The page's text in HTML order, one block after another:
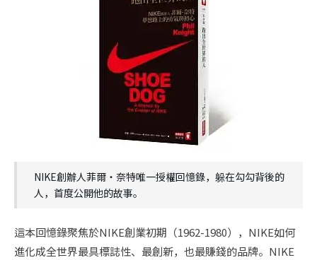
NIKE創辦人菲爾‧奈特唯一授權回憶錄，躲在勾勾背後的
人，首度公開他的故事。
這本回憶錄聚焦於NIKE創業初期（1962-1980），NIKE如何
進化成全世界最具標誌性、最創新，也最賺錢的品牌。NIKE